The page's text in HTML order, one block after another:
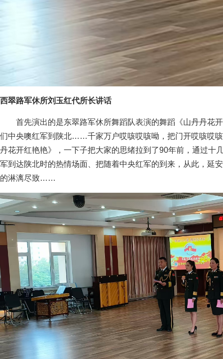
西翠路军休所刘玉红代所长讲话
首先演出的是东翠路军休所舞蹈队表演的舞蹈《山丹丹花
们中央噢红军到陕北……千家万户哎咳哎咳呦，把门开哎咳哎
丹花开红艳艳》，一下子把大家的思绪拉到了90年前，通过十
军到达陕北时的热情场面、把随着中央红军的到来，从此，延
的淋漓尽致……